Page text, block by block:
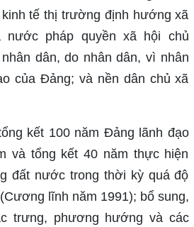
tế thị trường định hướng xã
nước pháp quyền xã hội chủ
dân, do nhân dân, vì nhân
của Đảng; và nền dân chủ xã
kết 100 năm Đảng lãnh đạo
và tổng kết 40 năm thực hiện
đất nước trong thời kỳ quá độ
lĩnh năm 1991); bổ sung,
trưng, phương hướng và các